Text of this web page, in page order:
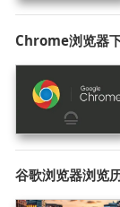
Chrome浏览器
谷歌浏览器浏览